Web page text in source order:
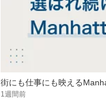
街にも仕事にも映える
1週間前